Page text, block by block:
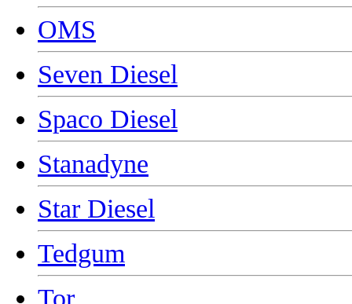
OMS
Seven Diesel
Spaco Diesel
Stanadyne
Star Diesel
Tedgum
Tor